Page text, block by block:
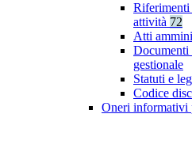
Riferimenti
attività 72
Atti
Documenti
gestionale
Statuti e
Codice
Oneri informativi